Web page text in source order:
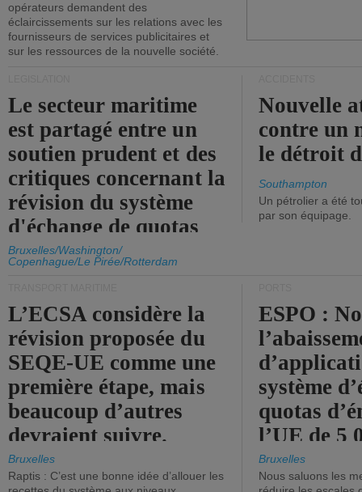
opérateurs demandent des
éclaircissements sur les relations avec les
fournisseurs de services publicitaires et
sur les ressources de la nouvelle société.
Le secteur maritime
est partagé entre un
soutien prudent et des
critiques concernant la
révision du système
d'échange de quotas
d'émission de l'UE.
Bruxelles/Washington/
Copenhague/Le Pirée/Rotterdam
Nouvelle
contre un
le détroit
Southampton
Un pétrolier a été
par son équipage.
L’ECSA considère la
révision proposée du
SEQE-UE comme une
première étape, mais
beaucoup d’autres
devraient suivre.
Bruxelles
Raptis : C’est une bonne idée d’allouer les
ESPO :
système
quotas
l’UE de 5
tonneaux
brute.
Bruxelles
Nous saluons les